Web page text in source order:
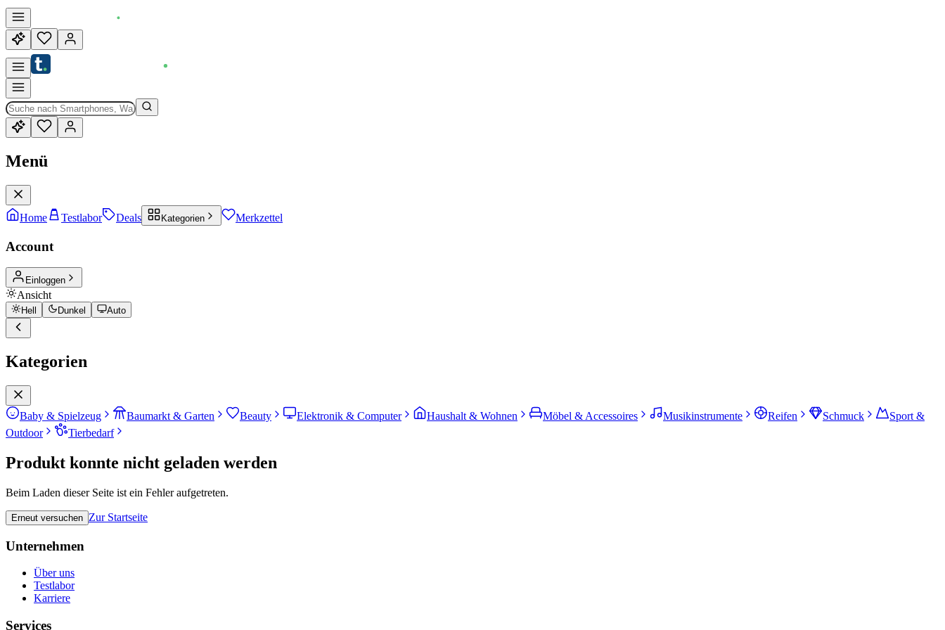
Menü
Home Testlabor Deals Kategorien Merkzettel
Account
Einloggen
Ansicht
Hell Dunkel Auto
Kategorien
Baby & Spielzeug Baumarkt & Garten Beauty Elektronik & Computer Haushalt & Wohnen Möbel & Accessoires Musikinstrumente Reifen Schmuck
Sport &
Outdoor
Tierbedarf
Produkt konnte nicht geladen werden
Beim Laden dieser Seite ist ein Fehler aufgetreten.
Erneut versuchen Zur Startseite
Unternehmen
Über uns
Testlabor
Karriere
Services